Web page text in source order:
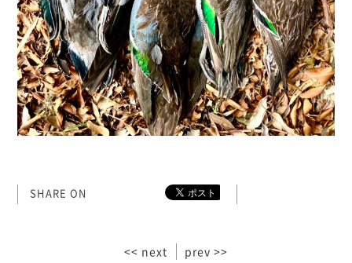
SHARE ON
<< next prev >>